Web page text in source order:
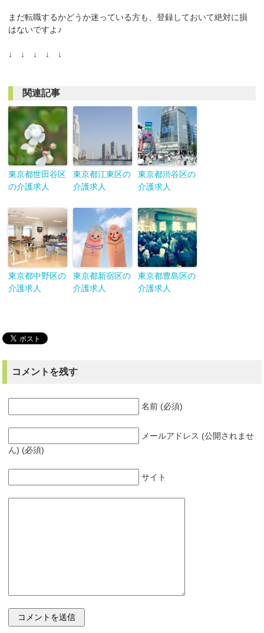
まだ転職するかどうか迷っている方も、登録しておいて絶対に損
はないですよ♪
↓ ↓ ↓ ↓ ↓
関連記事
東京都世田谷区
の介護求人
東京都江東区の
介護求人
東京都渋谷区の
介護求人
東京都中野区の
介護求人
東京都新宿区の
介護求人
東京都豊島区の
介護求人
コメントを残す
名前 (必須)
メールアドレス (公開されませ
ん) (必須)
サイト